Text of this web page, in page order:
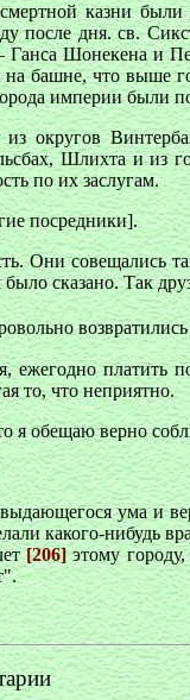
казни
дня. св.
Шонекена и
башне, что
империи были
округов
Шлихта и
по их заслугам.
посредники].
Они совещались
сказано. Так
платить
то, что неприятно.
я обещаю верно
ума и
какого-нибудь
[206]этому